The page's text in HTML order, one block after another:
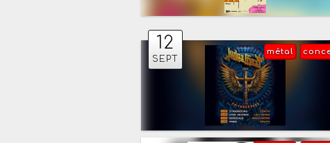
12
SEPT
métal